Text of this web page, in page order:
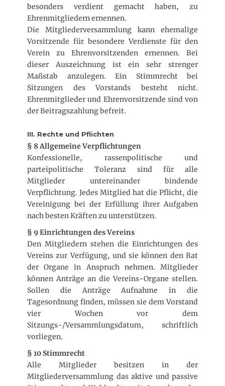
besonders verdient gemacht haben, zu
Ehrenmitgliedern ernennen.
Die Mitgliederversammlung kann ehemalige
Vorsitzende für besondere Verdienste für den
Verein zu Ehrenvorsitzenden ernennen. Bei
dieser Auszeichnung ist ein sehr strenger
Maßstab anzulegen. Ein Stimmrecht bei
Sitzungen des Vorstands besteht nicht.
Ehrenmitglieder und Ehrenvorsitzende sind von
der Beitragszahlung befreit.
III. Rechte und Pflichten
§ 8 Allgemeine Verpflichtungen
Konfessionelle, rassenpolitische und
parteipolitische Toleranz sind für alle
Mitglieder untereinander bindende
Verpflichtung. Jedes Mitglied hat die Pflicht, die
Vereinigung bei der Erfüllung ihrer Aufgaben
nach besten Kräften zu unterstützen.
§ 9 Einrichtungen des Vereins
Den Mitgliedern stehen die Einrichtungen des
Vereins zur Verfügung, und sie können den Rat
der Organe in Anspruch nehmen. Mitglieder
können Anträge an die Vereins-Organe stellen.
Sollen die Anträge Aufnahme in die
Tagesordnung finden, müssen sie dem Vorstand
vier Wochen vor dem
Sitzungs-/Versammlungsdatum, schriftlich
vorliegen.
§ 10 Stimmrecht
Alle Mitglieder besitzen in der
Mitgliederversammlung das aktive und passive